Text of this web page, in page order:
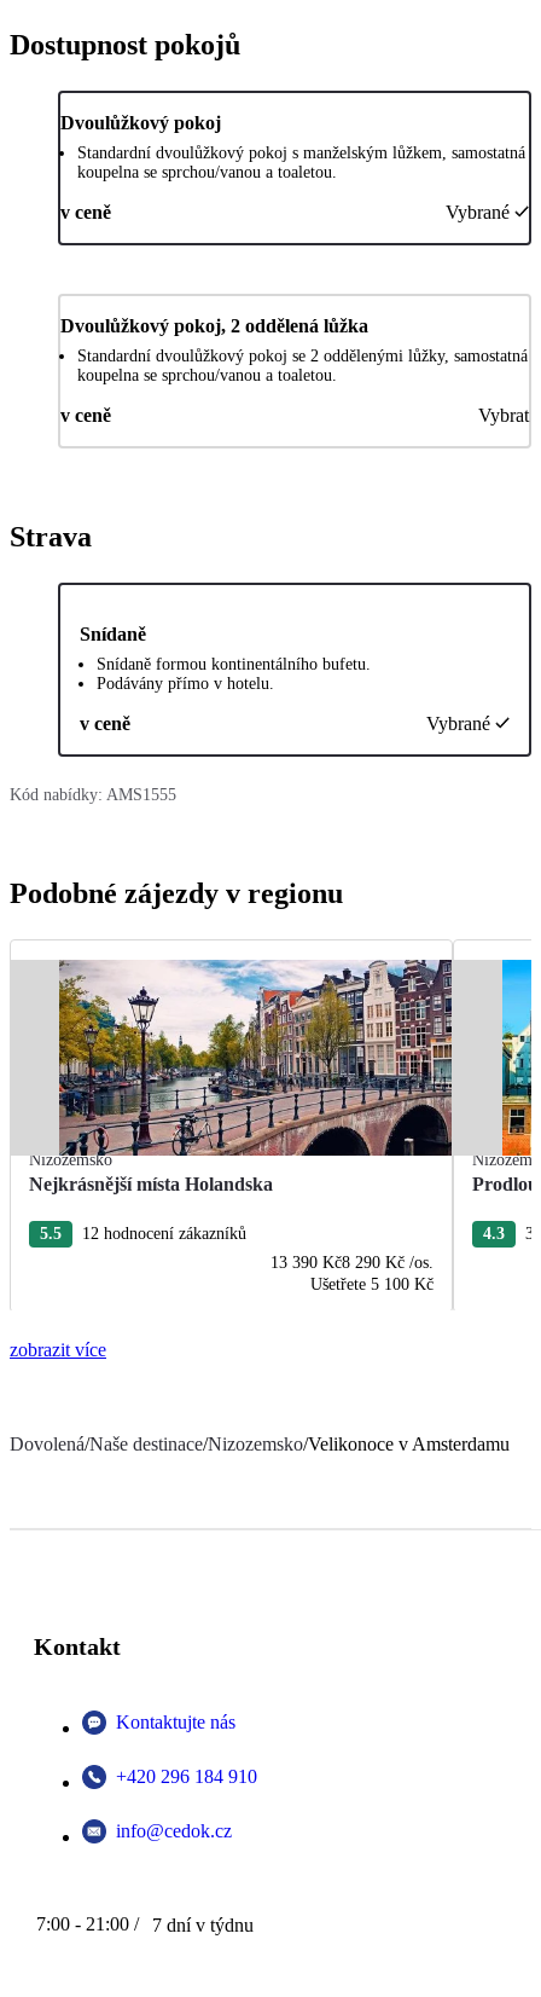
Dostupnost pokojů
Dvoulůžkový pokoj
Standardní dvoulůžkový pokoj s manželským lůžkem, samostatná
koupelna se sprchou/vanou a toaletou.
v ceně Vybrané
Dvoulůžkový pokoj, 2 oddělená lůžka
Standardní dvoulůžkový pokoj se 2 oddělenými lůžky, samostatná
koupelna se sprchou/vanou a toaletou.
v ceně Vybrat
Strava
Snídaně
Snídaně formou kontinentálního bufetu.
Podávány přímo v hotelu.
v ceně Vybrané
Kód nabídky: AMS1555
Podobné zájezdy v regionu
Nizozemsko
Nejkrásnější místa Holandska
5.5
12 hodnocení zákazníků
13 390 Kč8 290 Kč /os.
Ušetřete 5 100 Kč
4.3 3
zobrazit více
Dovolená/Naše destinace/Nizozemsko/Velikonoce v Amsterdamu
Kontakt
Kontaktujte nás
+420 296 184 910
info@cedok.cz
7:00 - 21:00 / 7 dní v týdnu